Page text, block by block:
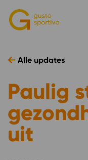
Alle updates
Paulig
uit